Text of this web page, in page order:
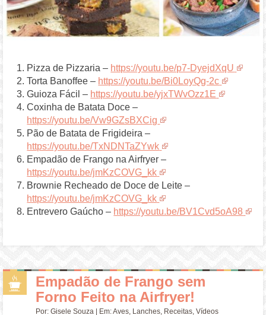
Pizza de Pizzaria – https://youtu.be/p7-DyejdXqU
Torta Banoffee – https://youtu.be/Bi0LoyQg-2c
Guioza Fácil – https://youtu.be/yjxTWvOzz1E
Coxinha de Batata Doce –
https://youtu.be/Vw9GZsBXCig
Pão de Batata de Frigideira –
https://youtu.be/TxNDNTaZYwk
Empadão de Frango na Airfryer –
https://youtu.be/jmKzCOVG_kk
Brownie Recheado de Doce de Leite –
https://youtu.be/jmKzCOVG_kk
Entrevero Gaúcho – https://youtu.be/BV1Cvd5oA98
Empadão de Frango sem
Forno Feito na Airfryer!
Por:Gisele Souza | Em:Aves, Lanches, Receitas,Vídeos